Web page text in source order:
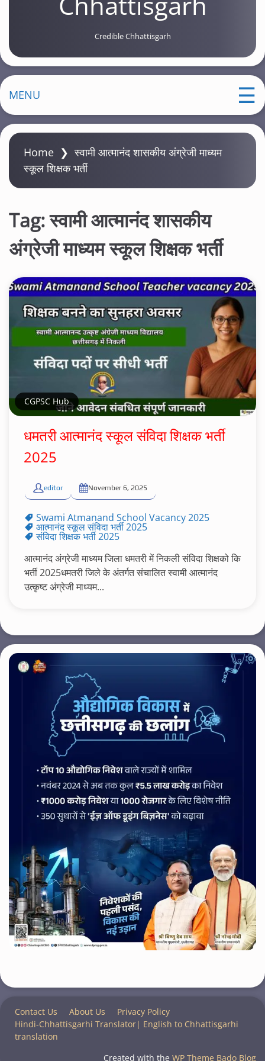
Credible Chhattisgarh
MENU
Home ❯स्वामी आत्मानंद शासकीय अंग्रेजी माध्यम
स्कूल शिक्षक भर्ती
Tag:स्वामी आत्मानंद शासकीय
अंग्रेजी माध्यम स्कूल शिक्षक भर्ती
CGPSC Hub
धमतरी आत्मानंद स्कूल संविदा शिक्षक भर्ती
2025
editor November 6, 2025
Swami Atmanand School Vacancy 2025
आत्मानंद स्कूल संविदा भर्ती 2025
संविदा शिक्षक भर्ती 2025
आत्मानंद अंग्रेजी माध्यम जिला धमतरी में निकली संविदा शिक्षको कि
भर्ती 2025धमतरी जिले के अंतर्गत संचालित स्वामी आत्मानंद
उत्कृष्ट अंग्रेजी माध्यम...
Contact Us About Us
Privacy Policy
Hindi-Chhattisgarhi Translator| English to Chhattisgarhi
translation
Created with the WP Theme Bado Blog